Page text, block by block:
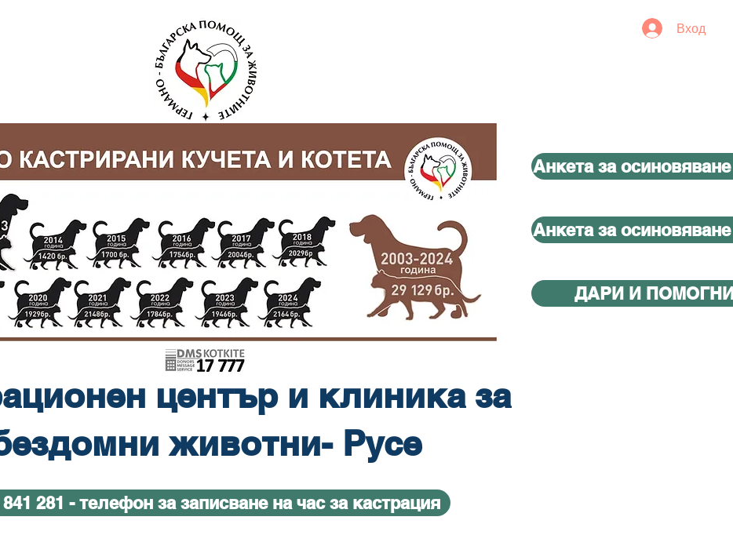
Вход
Анкета за
Анкета за
ДАРИ И
център и клиника за
животни- Русе
281 - телефон за записване на час за кастрация